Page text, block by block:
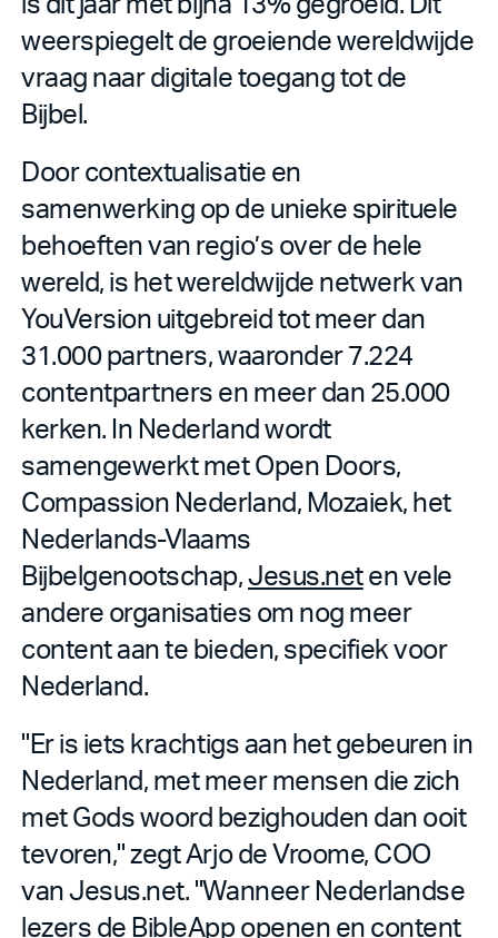
weerspiegelt de groeiende wereldwijde
vraag naar digitale toegang tot de
Bijbel.
Door contextualisatie en
samenwerking op de unieke spirituele
behoeften van regio’s over de hele
wereld, is het wereldwijde netwerk van
YouVersion uitgebreid tot meer dan
31.000 partners, waaronder 7.224
contentpartners en meer dan 25.000
kerken. In Nederland wordt
samengewerkt met Open Doors,
Compassion Nederland, Mozaiek, het
Nederlands-Vlaams
Bijbelgenootschap,Jesus.neten vele
andere organisaties om nog meer
content aan te bieden, specifiek voor
Nederland.
"Er is iets krachtigs aan het gebeuren in
Nederland, met meer mensen die zich
met Gods woord bezighouden dan ooit
tevoren," zegt Arjo de Vroome, COO
van Jesus.net. "Wanneer Nederlandse
lezers de BibleApp openen en content